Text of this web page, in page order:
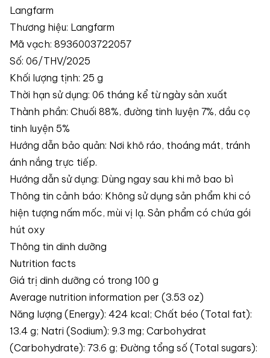
Langfarm
Thương hiệu: Langfarm
Mã vạch: 8936003722057
Số: 06/THV/2025
Khối lượng tịnh: 25 g
Thời hạn sử dụng: 06 tháng kể từ ngày sản xuất
Thành phần: Chuối 88%, đường tinh luyện 7%, dầu cọ
tinh luyện 5%
Hướng dẫn bảo quản: Nơi khô ráo, thoáng mát, tránh
ánh nắng trực tiếp.
Hướng dẫn sử dụng: Dùng ngay sau khi mở bao bì
Thông tin cảnh báo: Không sử dụng sản phẩm khi có
hiện tượng nấm mốc, mùi vị lạ. Sản phẩm có chứa gói
hút oxy
Thông tin dinh dưỡng
Nutrition facts
Giá trị dinh dưỡng có trong 100 g
Average nutrition information per (3.53 oz)
Năng lượng (Energy): 424 kcal; Chất béo (Total fat):
13.4 g; Natri (Sodium): 9.3 mg; Carbohydrat
(Carbohydrate): 73.6 g; Đường tổng số (Total sugars):